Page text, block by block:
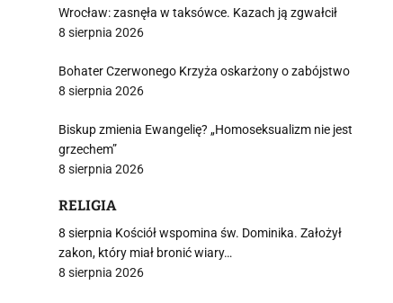
Wrocław: zasnęła w taksówce. Kazach ją zgwałcił
8 sierpnia 2026
Bohater Czerwonego Krzyża oskarżony o zabójstwo
8 sierpnia 2026
Biskup zmienia Ewangelię? „Homoseksualizm nie jest
grzechem”
8 sierpnia 2026
RELIGIA
8 sierpnia Kościół wspomina św. Dominika. Założył
zakon, który miał bronić wiary…
8 sierpnia 2026